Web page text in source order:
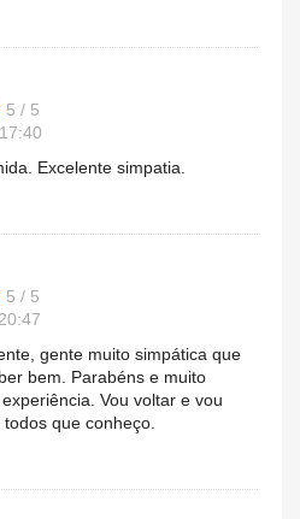
5 / 5
Excelente simpatia.
5 / 5
gente muito simpática que
bem. Parabéns e muito
Vou voltar e vou
que conheço.